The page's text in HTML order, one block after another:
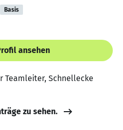
Basis
ansehen
Teamleiter, Schnellecke
zu sehen.